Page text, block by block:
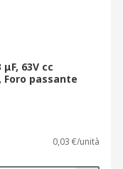
63V cc
Foro passante
0,03 €/unità